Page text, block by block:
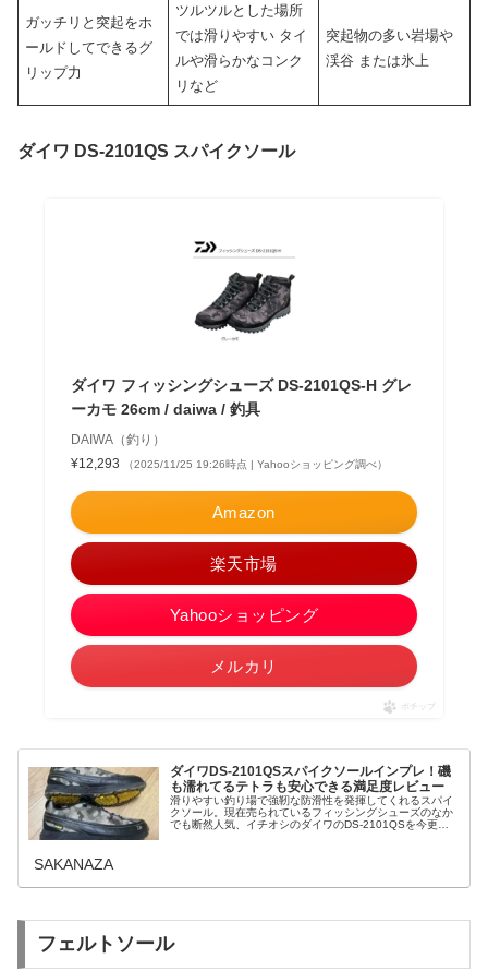
ガッチリと突起をホ
ールドしてできるグ
リップ力
ツルツルとした場所
では滑りやすい タイ
ルや滑らかなコンク
リなど
突起物の多い岩場や
渓谷 または氷上
ダイワ DS-2101QS スパイクソール
ダイワ フィッシングシューズ DS-2101QS-H グレ
ーカモ 26cm / daiwa / 釣具
DAIWA（釣り）
¥12,293
（2025/11/25 19:26時点 | Yahooショッピング調べ）
Amazon
楽天市場
Yahooショッピング
メルカリ
ポチップ
ダイワDS-2101QSスパイクソールインプレ！磯
も濡れてるテトラも安心できる満足度レビュー
滑りやすい釣り場で強靭な防滑性を発揮してくれるスパイ
クソール。現在売られているフィッシングシューズのなか
でも断然人気、イチオシのダイワのDS-2101QSを今更な
SAKANAZA
フェルトソール